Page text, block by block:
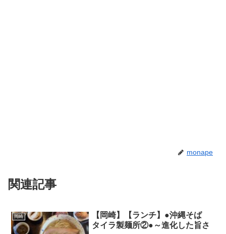
monape
関連記事
岡崎
【岡崎】【ランチ】●沖縄そば
タイラ製麺所②●～進化した旨さ